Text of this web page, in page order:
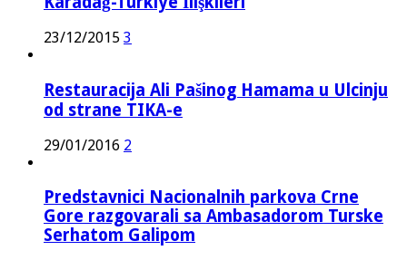
23/12/2015 3
Restauracija Ali Pašinog Hamama u Ulcinju
od strane TIKA-e
29/01/2016 2
Predstavnici Nacionalnih parkova Crne
Gore razgovarali sa Ambasadorom Turske
Serhatom Galipom